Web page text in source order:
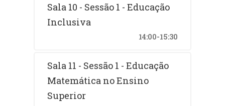
Sala 10 - Sessão 1 - Educação
Inclusiva
14:00-15:30
Sala 11 - Sessão 1 - Educação
Matemática no Ensino
Superior